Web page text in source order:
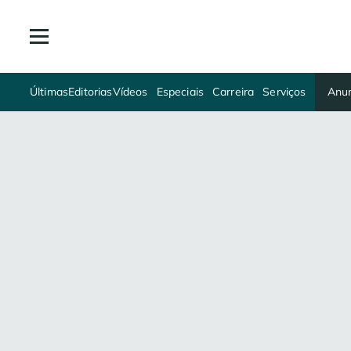
ÚltimasEditoriasVídeos Especiais Carreira Serviços